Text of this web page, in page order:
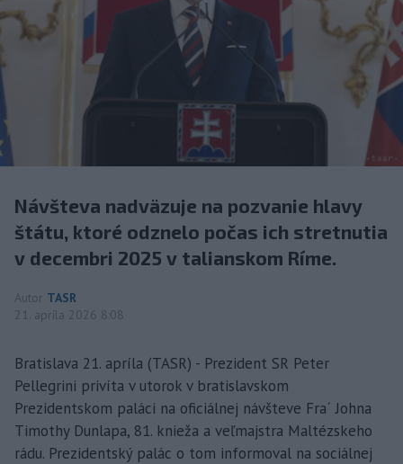
Návšteva nadväzuje na pozvanie hlavy
štátu, ktoré odznelo počas ich stretnutia
v decembri 2025 v talianskom Ríme.
Autor TASR
21. apríla 2026 8:08
Bratislava 21. apríla (TASR) - Prezident SR Peter
Pellegrini privíta v utorok v bratislavskom
Prezidentskom paláci na oficiálnej návšteve Fra´ Johna
Timothy Dunlapa, 81. knieža a veľmajstra Maltézskeho
rádu. Prezidentský palác o tom informoval na sociálnej